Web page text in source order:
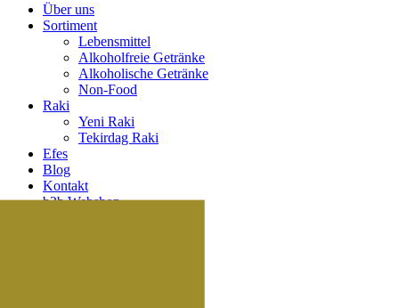
Über uns
Sortiment
Lebensmittel
Alkoholfreie Getränke
Alkoholische Getränke
Non-Food
Raki
Yeni Raki
Tekirdag Raki
Efes
Blog
Kontakt
b2b Webshop